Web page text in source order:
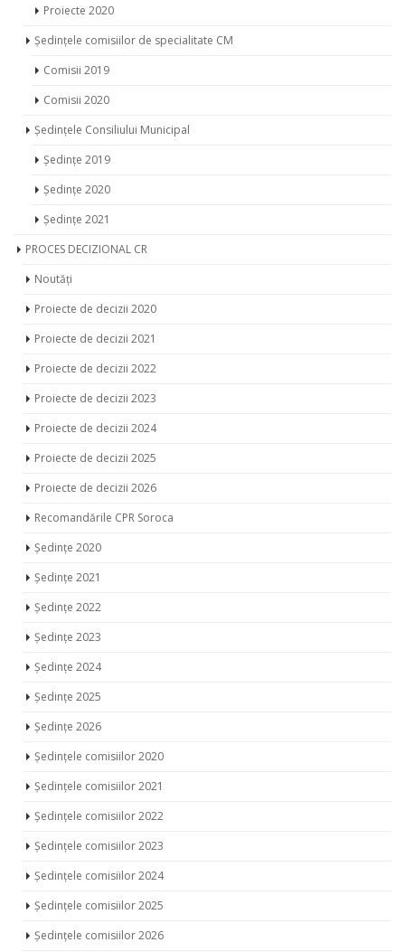
Proiecte 2020
Ședințele comisiilor de specialitate CM
Comisii 2019
Comisii 2020
Ședințele Consiliului Municipal
Ședințe 2019
Ședințe 2020
Ședințe 2021
PROCES DECIZIONAL CR
Noutăți
Proiecte de decizii 2020
Proiecte de decizii 2021
Proiecte de decizii 2022
Proiecte de decizii 2023
Proiecte de decizii 2024
Proiecte de decizii 2025
Proiecte de decizii 2026
Recomandările CPR Soroca
Ședințe 2020
Ședințe 2021
Ședințe 2022
Ședințe 2023
Ședințe 2024
Ședințe 2025
Ședințe 2026
Ședințele comisiilor 2020
Ședințele comisiilor 2021
Ședințele comisiilor 2022
Ședințele comisiilor 2023
Ședințele comisiilor 2024
Ședințele comisiilor 2025
Ședințele comisiilor 2026